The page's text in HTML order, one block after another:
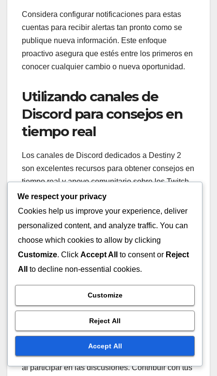
Considera configurar notificaciones para estas
cuentas para recibir alertas tan pronto como se
publique nueva información. Este enfoque
proactivo asegura que estés entre los primeros en
conocer cualquier cambio o nueva oportunidad.
Utilizando canales de
Discord para consejos en
tiempo real
Los canales de Discord dedicados a Destiny 2
son excelentes recursos para obtener consejos en
tiempo real y apoyo comunitario sobre los Twitch
Drops. Muchos servidores tienen canales
específicos para el seguimiento de drops, donde
los miembros comparten actualizaciones y
Unirte a estas comunidades te permite hacer
preguntas y recibir retroalimentación inmediata de
jugadores experimentados. Esta interacción
efectivos para reclamar drops y evitar errores
Ten en cuenta las reglas y la etiqueta del servidor
al participar en las discusiones. Contribuir con tus
We respect your privacy
Cookies help us improve your experience, deliver
personalized content, and analyze traffic. You can
choose which cookies to allow by clicking
Customize. Click Accept All to consent or Reject
All
to decline non-essential cookies.
Customize
Reject All
Accept All